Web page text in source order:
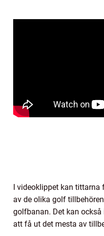
I videoklippet kan
av de olika golf
golfbanan. Det kan
att få ut det mesta av